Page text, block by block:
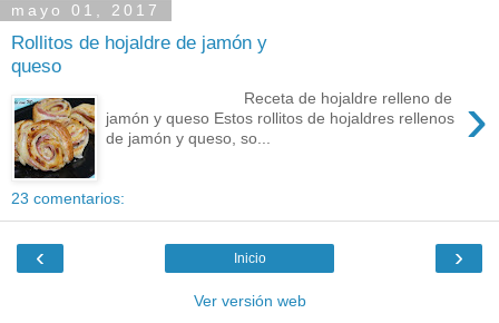
mayo 01, 2017
Rollitos de hojaldre de jamón y
queso
›
Receta de hojaldre relleno de
jamón y queso Estos rollitos de hojaldres rellenos
de jamón y queso, so...
23 comentarios:
‹ ›
Inicio
Ver versión web